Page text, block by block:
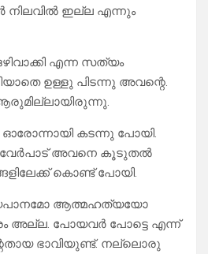
നിലവിൽ ഇല്ല എന്നും
എന്ന സത്യം
ഉള്ളു പിടന്നു അവന്റെ.
കടന്നു പോയി.
അവനെ കൂടുതൽ
കൊണ്ട് പോയി.
ആത്മഹത്യയോ
അല്ല. പോയവർ പോട്ടെ എന്ന്
ഭാവിയുണ്ട്. നല്ലൊരു